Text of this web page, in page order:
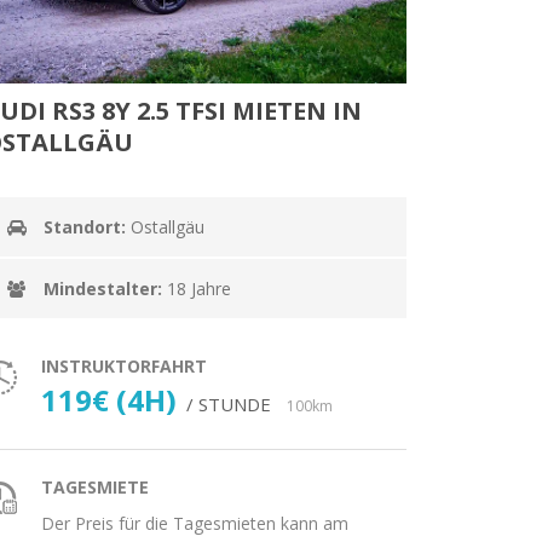
RS3 8Y 2.5 TFSI MIETEN IN
Standort: Ostallgäu
Mindestalter: 18 Jahre
INSTRUKTORFAHRT
119€ (4H) / STUNDE 100km
TAGESMIETE
Der Preis für die Tagesmieten kann am